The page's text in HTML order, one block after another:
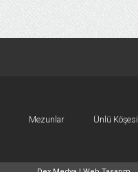
Mezunlar Ünlü Köşesi